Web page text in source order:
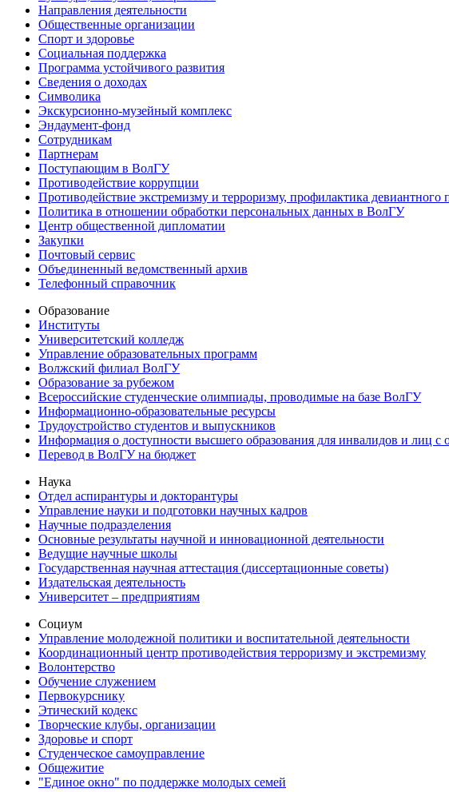
Направления деятельности
Общественные организации
Спорт и здоровье
Социальная поддержка
Программа устойчивого развития
Сведения о доходах
Символика
Экскурсионно-музейный комплекс
Эндаумент-фонд
Сотрудникам
Партнерам
Поступающим в ВолГУ
Противодействие коррупции
Противодействие экстремизму и терроризму, профилактика девиантного
Политика в отношении обработки персональных данных в ВолГУ
Центр общественной дипломатии
Закупки
Почтовый сервис
Объединенный ведомственный архив
Телефонный справочник
Образование
Институты
Университетский колледж
Управление образовательных программ
Волжский филиал ВолГУ
Образование за рубежом
Всероссийские студенческие олимпиады, проводимые на базе ВолГУ
Информационно-образовательные ресурсы
Трудоустройство студентов и выпускников
Информация о доступности высшего образования для инвалидов и лиц с
Перевод в ВолГУ на бюджет
Наука
Отдел аспирантуры и докторантуры
Управление науки и подготовки научных кадров
Научные подразделения
Основные результаты научной и инновационной деятельности
Ведущие научные школы
Государственная научная аттестация (диссертационные советы)
Издательская деятельность
Университет – предприятиям
Социум
Управление молодежной политики и воспитательной деятельности
Координационный центр противодействия терроризму и экстремизму
Волонтерство
Обучение служением
Первокурснику
Этический кодекс
Творческие клубы, организации
Здоровье и спорт
Студенческое самоуправление
Общежитие
"Единое окно" по поддержке молодых семей